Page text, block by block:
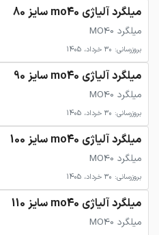
میلگرد آلیاژی mo40 سایز 80
میلگرد MO40
بروزرسانی: 30 خرداد، 1405
میلگرد آلیاژی mo40 سایز 90
میلگرد MO40
بروزرسانی: 30 خرداد، 1405
میلگرد آلیاژی mo40 سایز 100
میلگرد MO40
بروزرسانی: 30 خرداد، 1405
میلگرد آلیاژی mo40 سایز 110
میلگرد MO40